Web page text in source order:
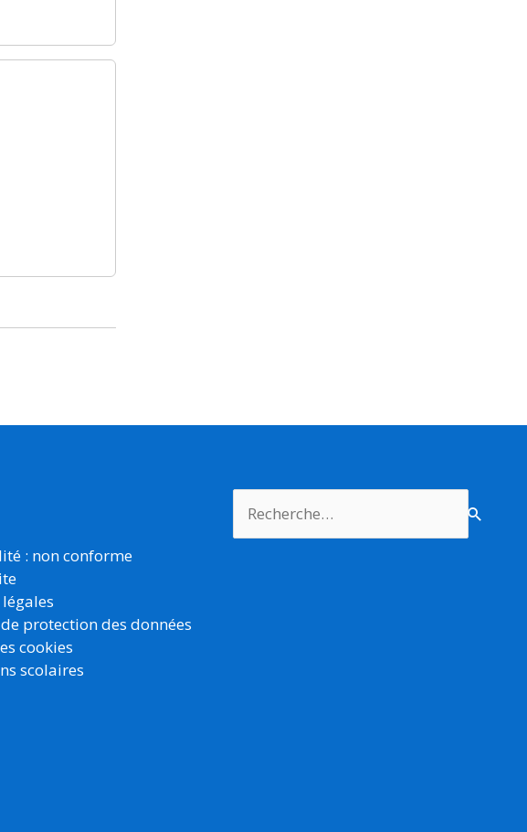
: non conforme
protection des données
cookies
scolaires